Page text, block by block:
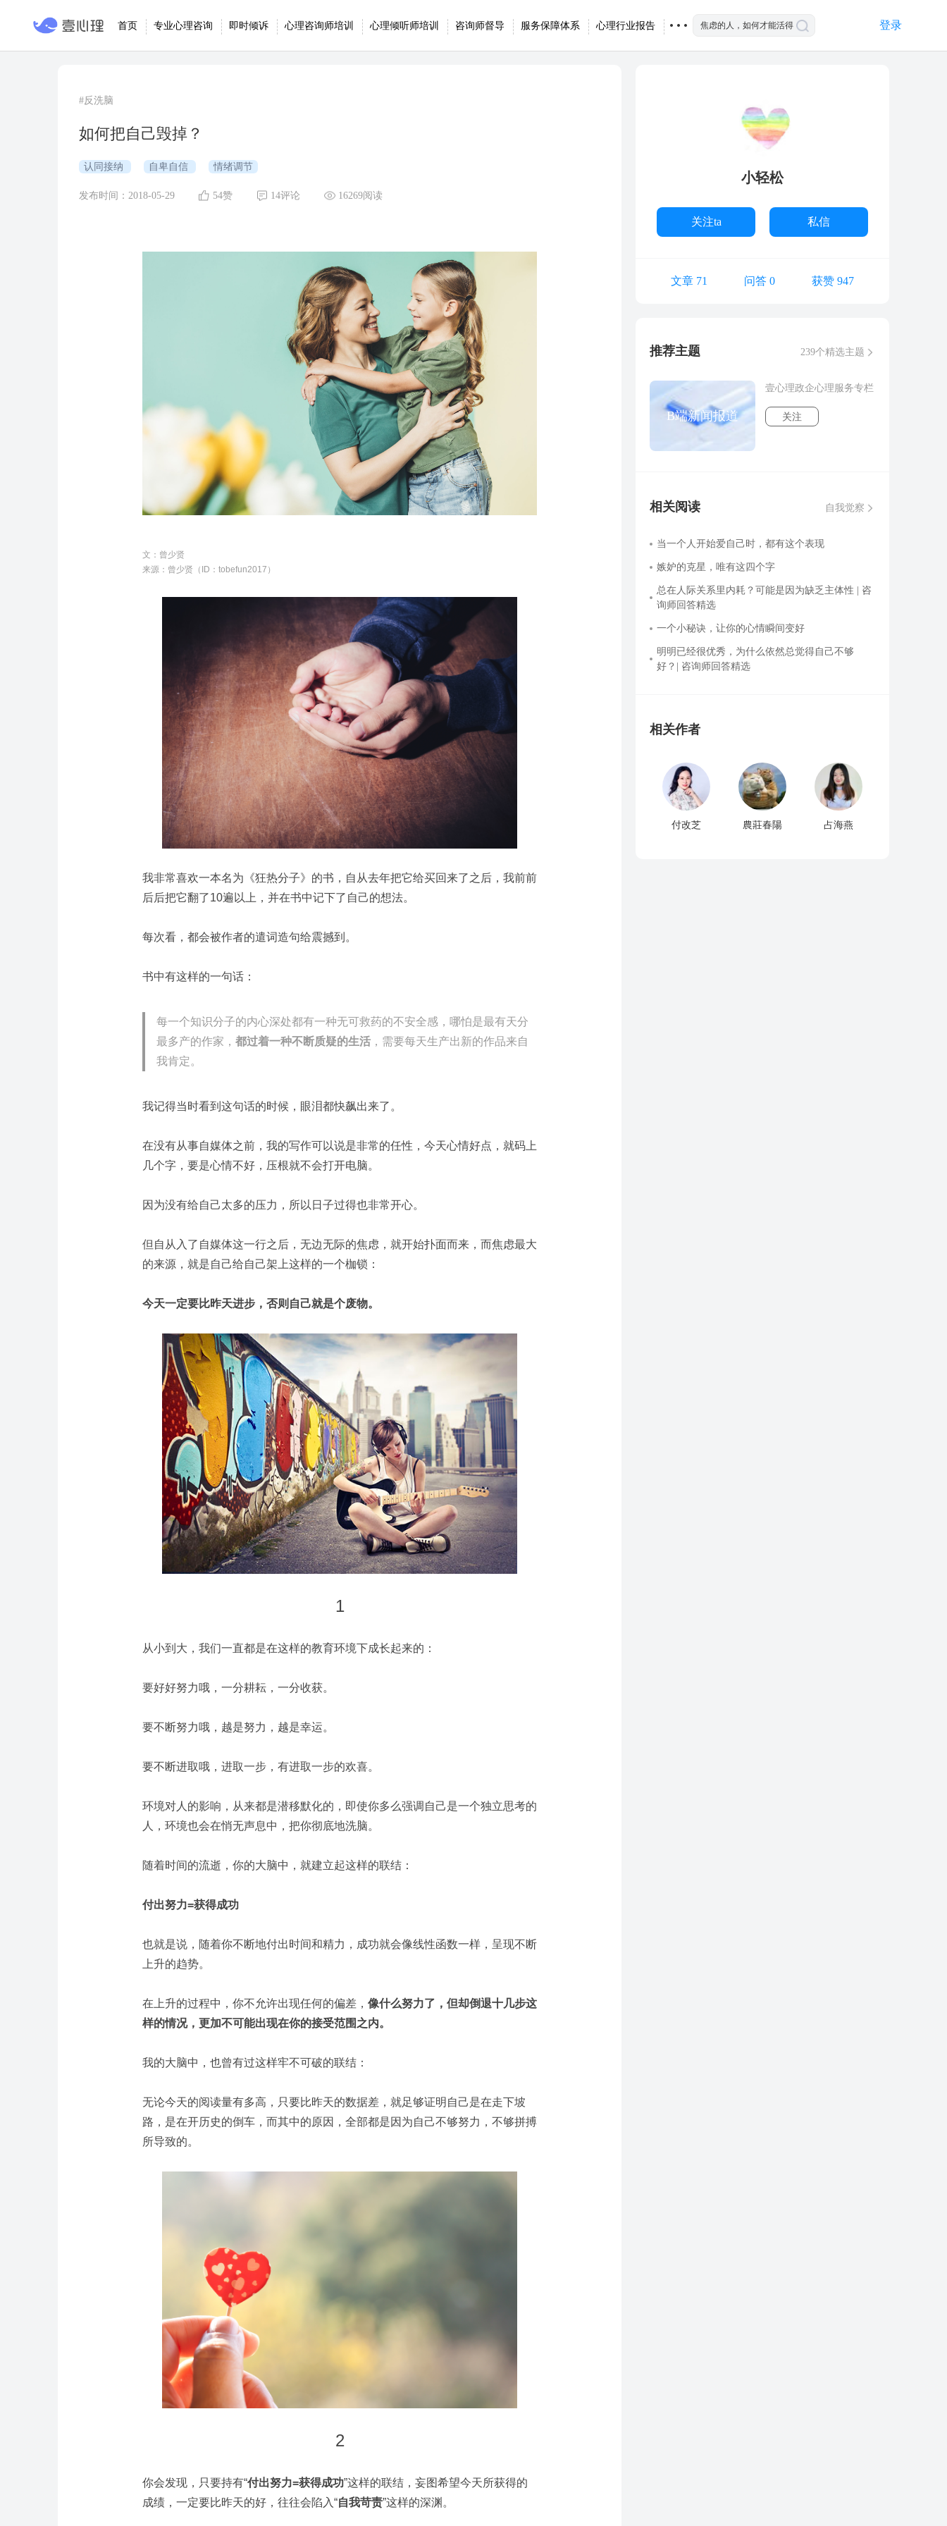
首页 专业心理咨询 即时倾诉 心理咨询师培训 心理倾听师培训 咨询师督导 服务保障体系 心理行业报告 登录
#反洗脑
如何把自己毁掉？
认同接纳 自卑自信 情绪调节
发布时间：2018-05-29 54赞 14评论 16269阅读
文：曾少贤
来源：曾少贤（ID：tobefun2017）
我非常喜欢一本名为《狂热分子》的书，自从去年把它给买回来了之后，我前前
后后把它翻了10遍以上，并在书中记下了自己的想法。
每次看，都会被作者的遣词造句给震撼到。
书中有这样的一句话：
每一个知识分子的内心深处都有一种无可救药的不安全感，哪怕是最有天分
最多产的作家， 都过着一种不断质疑的生活 ，需要每天生产出新的作品来自
我肯定。
我记得当时看到这句话的时候，眼泪都快飙出来了。
在没有从事自媒体之前，我的写作可以说是非常的任性，今天心情好点，就码上
几个字，要是心情不好，压根就不会打开电脑。
因为没有给自己太多的压力，所以日子过得也非常开心。
但自从入了自媒体这一行之后，无边无际的焦虑，就开始扑面而来，而焦虑最大
的来源，就是自己给自己架上这样的一个枷锁：
今天一定要比昨天进步，否则自己就是个废物。
1
从小到大，我们一直都是在这样的教育环境下成长起来的：
要好好努力哦，一分耕耘，一分收获。
要不断努力哦，越是努力，越是幸运。
要不断进取哦，进取一步，有进取一步的欢喜。
环境对人的影响，从来都是潜移默化的，即使你多么强调自己是一个独立思考的
人，环境也会在悄无声息中，把你彻底地洗脑。
随着时间的流逝，你的大脑中，就建立起这样的联结：
付出努力=获得成功
也就是说，随着你不断地付出时间和精力，成功就会像线性函数一样，呈现不断
上升的趋势。
在上升的过程中，你不允许出现任何的偏差， 像什么努力了，但却倒退十几步这
样的情况，更加不可能出现在你的接受范围之内。
我的大脑中，也曾有过这样牢不可破的联结：
无论今天的阅读量有多高，只要比昨天的数据差，就足够证明自己是在走下坡
路，是在开历史的倒车，而其中的原因，全部都是因为自己不够努力，不够拼搏
所导致的。
2
你会发现，只要持有“付出努力=获得成功”这样的联结，妄图希望今天所获得的
成绩，一定要比昨天的好，往往会陷入“自我苛责”这样的深渊。
小轻松
关注ta 私信
文章 71 问答 0 获赞 947
推荐主题 239个精选主题
B端新闻报道
壹心理政企心理服务专栏
关注
相关阅读 自我觉察
当一个人开始爱自己时，都有这个表现
嫉妒的克星，唯有这四个字
总在人际关系里内耗？可能是因为缺乏主体性 | 咨
询师回答精选
一个小秘诀，让你的心情瞬间变好
明明已经很优秀，为什么依然总觉得自己不够
好？| 咨询师回答精选
相关作者
付改芝 農莊春陽 占海燕